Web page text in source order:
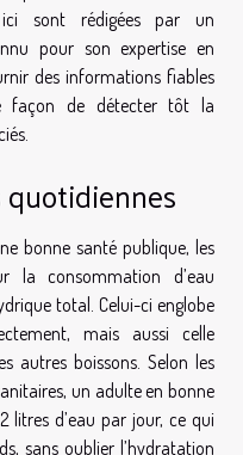
ici sont rédigées par un
pour son expertise en
des informations fiables
façon de détecter tôt la
bonne santé publique, les
la consommation d’eau
total. Celui-ci englobe
mais aussi celle
autres boissons. Selon les
un adulte en bonne
litres d’eau par jour, ce qui
sans oublier l’hydratation